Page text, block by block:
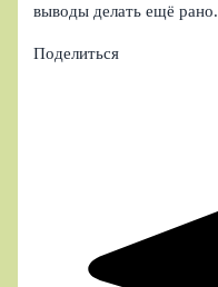
выводы делать ещё рано.
Поделиться